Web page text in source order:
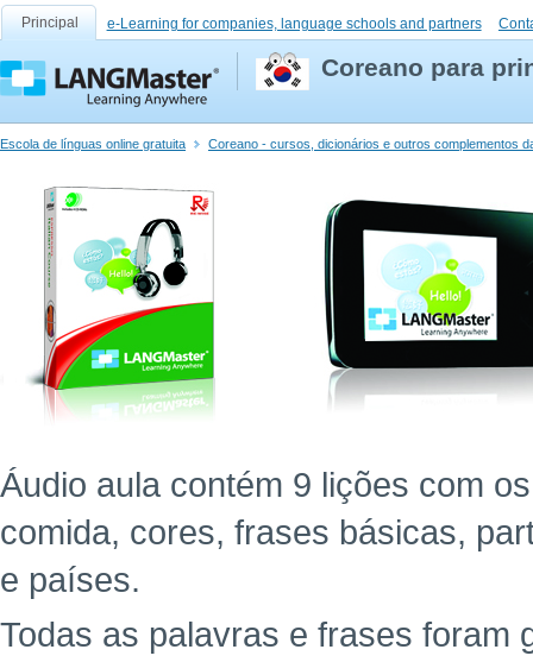
Principal e-Learning for companies, language schools and partners
Coreano para
Escola de línguas online gratuita Coreano - cursos, dicionários e outros complementos
Áudio aula contém 9 lições com
comida, cores, frases básicas,
e países.
Todas as palavras e frases foram